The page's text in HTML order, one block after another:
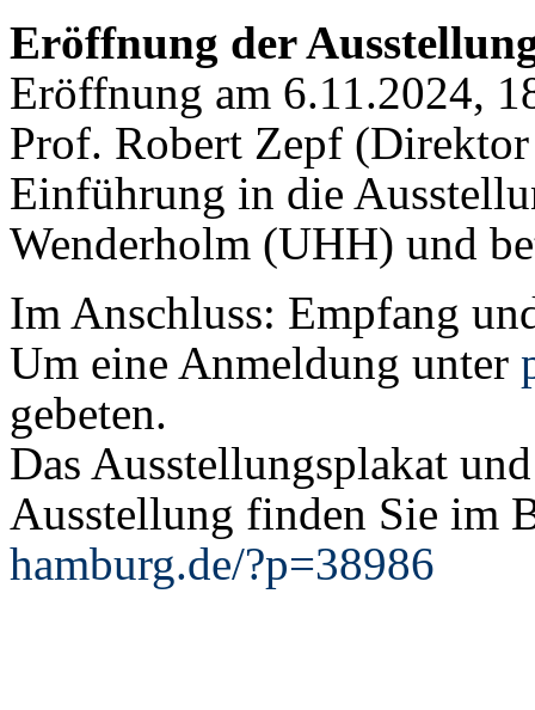
Eröffnung der
Eröffnung am 6.11.2024,
Prof. Robert Zepf
Einführung in die
Wenderholm (UHH) und
Im Anschluss: Empfang
Um eine Anmeldung unter
gebeten.
Das Ausstellungsplakat
Ausstellung finden Sie im
hamburg.de/?p=38986